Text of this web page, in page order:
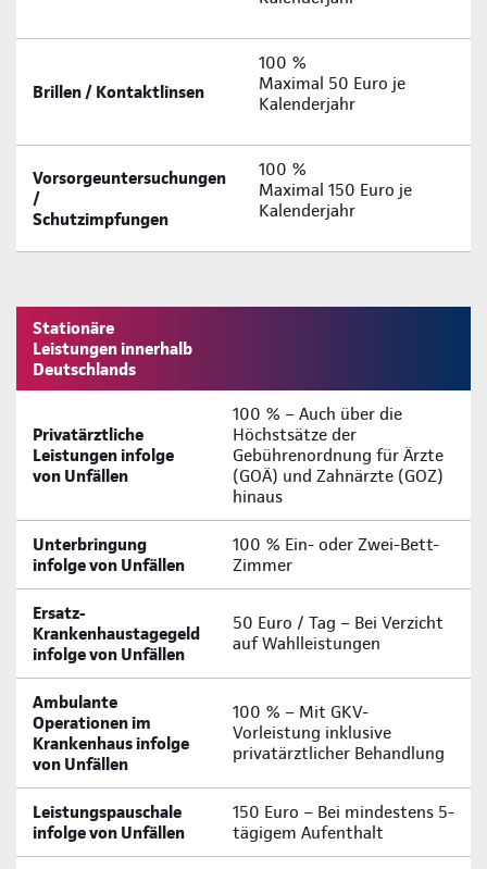
Brillen / Kontaktlinsen
100 %
Maximal 50 Euro je
Kalenderjahr
Vorsorgeuntersuchungen
/
Schutzimpfungen
100 %
Maximal 150 Euro je
Kalenderjahr
Stationäre
Leistungen innerhalb
Deutschlands
Privatärztliche
Leistungen infolge
von Unfällen
100 % – Auch über die
Höchstsätze der
Gebührenordnung für Ärzte
(GOÄ) und Zahnärzte (GOZ)
hinaus
Unterbringung
infolge von Unfällen
100 % Ein- oder Zwei-Bett-
Zimmer
Ersatz-
Krankenhaustagegeld
infolge von Unfällen
50 Euro / Tag – Bei Verzicht
auf Wahlleistungen
Ambulante
Operationen im
Krankenhaus infolge
von Unfällen
100 % – Mit GKV-
Vorleistung inklusive
privatärztlicher Behandlung
Leistungspauschale
infolge von Unfällen
150 Euro – Bei mindestens 5-
tägigem Aufenthalt